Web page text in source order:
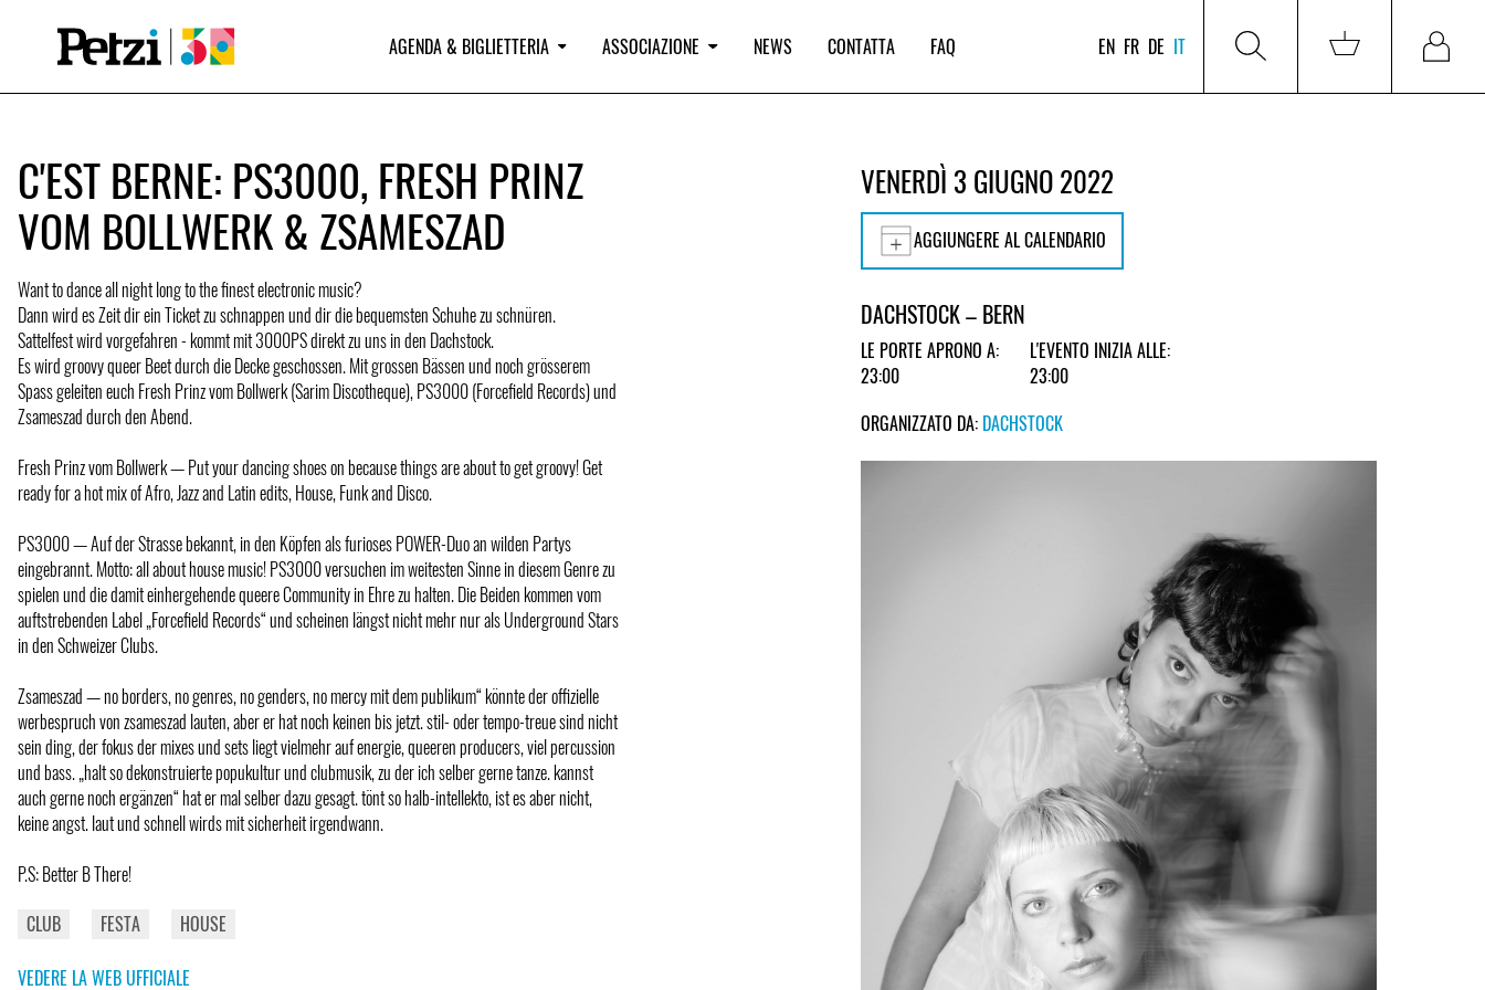
AGENDA & BIGLIETTERIA ASSOCIAZIONE NEWS CONTATTA FAQ EN FR DE IT
C'EST BERNE: PS3000, FRESH PRINZ
VOM BOLLWERK & ZSAMESZAD
Want to dance all night long to the finest electronic music?
Dann wird es Zeit dir ein Ticket zu schnappen und dir die bequemsten Schuhe zu schnüren.
Sattelfest wird vorgefahren - kommt mit 3000PS direkt zu uns in den Dachstock.
Es wird groovy queer Beet durch die Decke geschossen. Mit grossen Bässen und noch grösserem
Spass geleiten euch Fresh Prinz vom Bollwerk (Sarim Discotheque), PS3000 (Forcefield Records) und
Zsameszad durch den Abend.
Fresh Prinz vom Bollwerk — Put your dancing shoes on because things are about to get groovy! Get
ready for a hot mix of Afro, Jazz and Latin edits, House, Funk and Disco.
PS3000 — Auf der Strasse bekannt, in den Köpfen als furioses POWER-Duo an wilden Partys
eingebrannt. Motto: all about house music! PS3000 versuchen im weitesten Sinne in diesem Genre zu
spielen und die damit einhergehende queere Community in Ehre zu halten. Die Beiden kommen vom
auftstrebenden Label „Forcefield Records“ und scheinen längst nicht mehr nur als Underground Stars
in den Schweizer Clubs.
Zsameszad — no borders, no genres, no genders, no mercy mit dem publikum“ könnte der offizielle
werbespruch von zsameszad lauten, aber er hat noch keinen bis jetzt. stil- oder tempo-treue sind nicht
sein ding, der fokus der mixes und sets liegt vielmehr auf energie, queeren producers, viel percussion
und bass. „halt so dekonstruierte popukultur und clubmusik, zu der ich selber gerne tanze. kannst
auch gerne noch ergänzen“ hat er mal selber dazu gesagt. tönt so halb-intellekto, ist es aber nicht,
keine angst. laut und schnell wirds mit sicherheit irgendwann.
P.S: Better B There!
CLUB
FESTA HOUSE
VEDERE LA WEB UFFICIALE
VENERDÌ 3 GIUGNO 2022
AGGIUNGERE AL CALENDARIO
DACHSTOCK – BERN
LE PORTE APRONO A:
23:00
L'EVENTO INIZIA ALLE:
23:00
ORGANIZZATO DA: DACHSTOCK